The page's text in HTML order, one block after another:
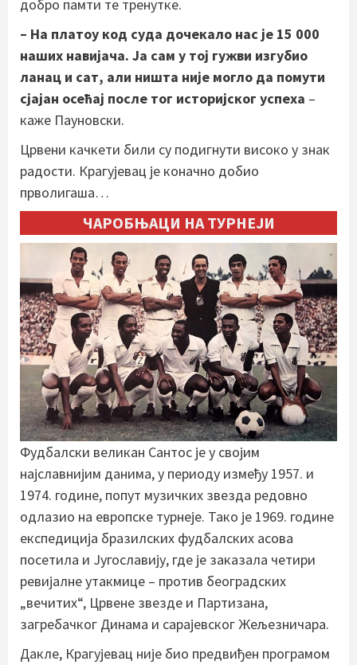
добро памти те тренутке.
– На платоу код суда дочекало нас је 15 000
наших навијача. Ја сам у тој гужви изгубио
ланац и сат, али ништа није могло да помути
сјајан осећај после тог историјског успеха –
каже Пауновски.
Црвени качкети били су подигнути високо у знак
радости. Крагујевац је коначно добио
прволигаша…
ЧАРОБЊАЦИ НА ТУРНЕЈИ
Фудбалски великан Сантос је у својим
најславнијим данима, у периоду између 1957. и
1974. године, попут музичких звезда редовно
одлазио на европске турнеје. Тако је 1969. године
експедиција бразилских фудбалских асова
посетила и Југославију, где је заказала четири
ревијалне утакмице – против београдских
„вечитих“, Црвене звезде и Партизана,
загребачког Динама и сарајевског Жељезничара.
Дакле, Крагујевац није био предвиђен програмом